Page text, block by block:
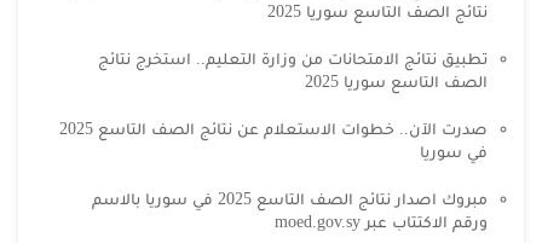
نتائج الصف التاسع سوريا 2025
تطبيق نتائج الامتحانات من وزارة التعليم.. استخرج نتائج
الصف التاسع سوريا 2025
صدرت الآن.. خطوات الاستعلام عن نتائج الصف التاسع 2025
في سوريا
مبروك اصدار نتائج الصف التاسع 2025 في سوريا بالاسم
ورقم الاكتتاب عبر moed.gov.sy